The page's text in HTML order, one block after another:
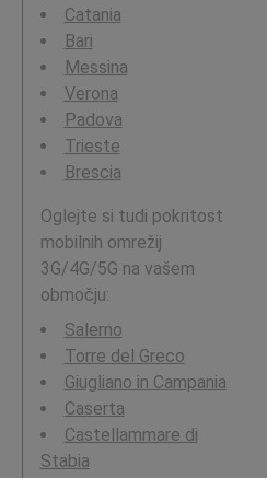
Catania
Bari
Messina
Verona
Padova
Trieste
Brescia
Oglejte si tudi pokritost
mobilnih omrežij
3G/4G/5G na vašem
območju:
Salerno
Torre del Greco
Giugliano in Campania
Caserta
Castellammare di
Stabia